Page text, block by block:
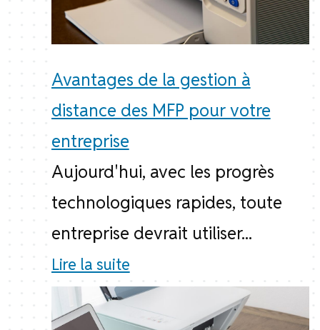
Avantages de la gestion à
distance des MFP pour votre
entreprise
Aujourd'hui, avec les progrès
technologiques rapides, toute
entreprise devrait utiliser...
Lire la suite